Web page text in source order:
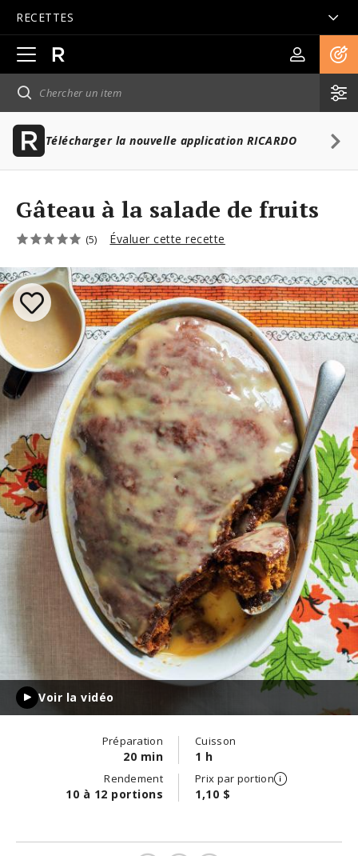
RECETTES
Ouvrir
la
navigation
principale
Télécharger la nouvelle application RICARDO
Voir la vidéo
Gâteau à la salade de fruits
(5) Évaluer cette recette
Préparation
20 min
Cuisson
1 h
Rendement
10 à 12 portions
Prix par portion
1,10 $